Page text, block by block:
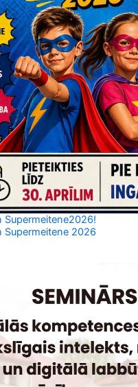
Supermeitene2026!
Supermeitene 2026